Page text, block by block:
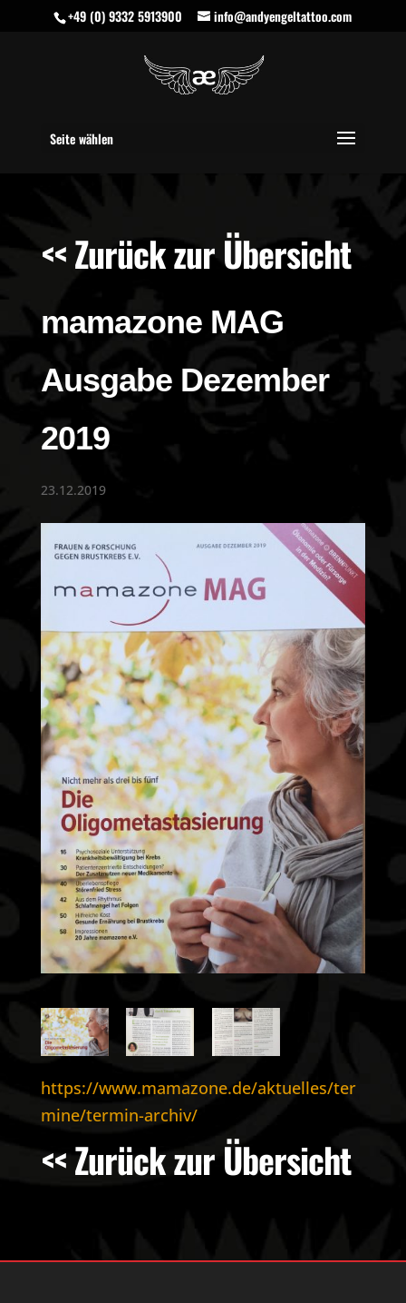
+49 (0) 9332 5913900 info@andyengeltattoo.com
Seite wählen
<< Zurück zur Übersicht
mamazone MAG
Ausgabe Dezember
2019
23.12.2019
https://www.mamazone.de/aktuelles/ter
mine/termin-archiv/
<< Zurück zur Übersicht